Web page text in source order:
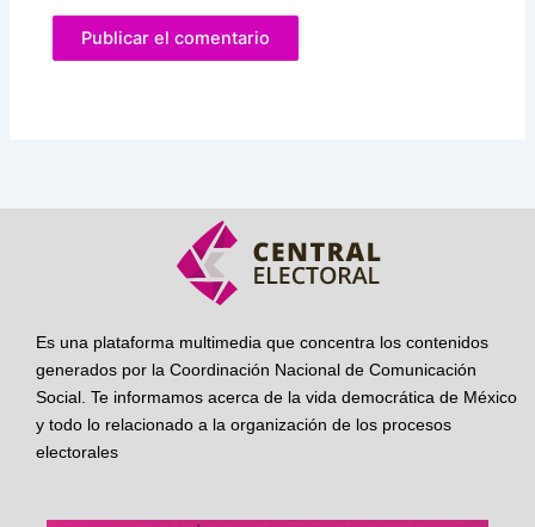
Es una plataforma multimedia que concentra los contenidos
generados por la Coordinación Nacional de Comunicación
Social. Te informamos acerca de la vida democrática de México
y todo lo relacionado a la organización de los procesos
electorales